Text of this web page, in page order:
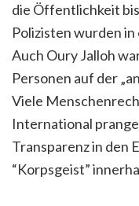
die Öffentlichkeit
Polizisten wurden
Auch Oury Jalloh
Personen auf der
Viele
International
Transparenz in den
“Korpsgeist”